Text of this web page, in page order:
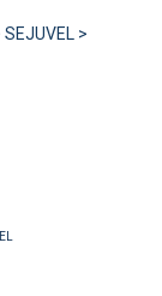
SEJUVEL >